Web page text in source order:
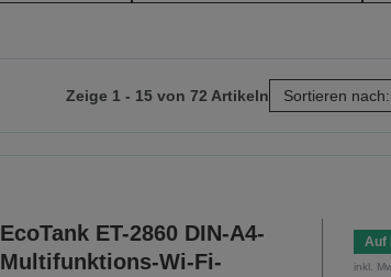
Zeige 1 - 15 von 72 Artikeln Sortieren nach:
EcoTank ET-2860 DIN-A4-
Multifunktions-Wi-Fi-
Auf
inkl.